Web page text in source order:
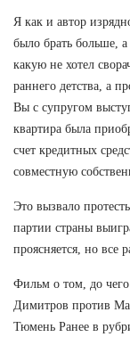
Я как и автор
было брать больше,
какую не хотел
раннего детства, а
Вы с супругом
квартира была
счет кредитных
совместную
Это вызвало
партии страны
проясняется, но все
Фильм о том, до чего
Димитров против
Тюмень Ранее в